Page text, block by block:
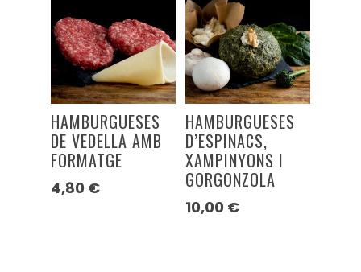
HAMBURGUESES
DE VEDELLA AMB
FORMATGE
4,80 €
HAMBURGUESES
D’ESPINACS,
XAMPINYONS I
GORGONZOLA
10,00 €